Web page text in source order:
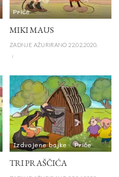
Priče
MIKI MAUS
ZADNJE AŽURIRANO 22.02.2020.
Izdvojene bajke Priče
TRI PRAŠČIĆA